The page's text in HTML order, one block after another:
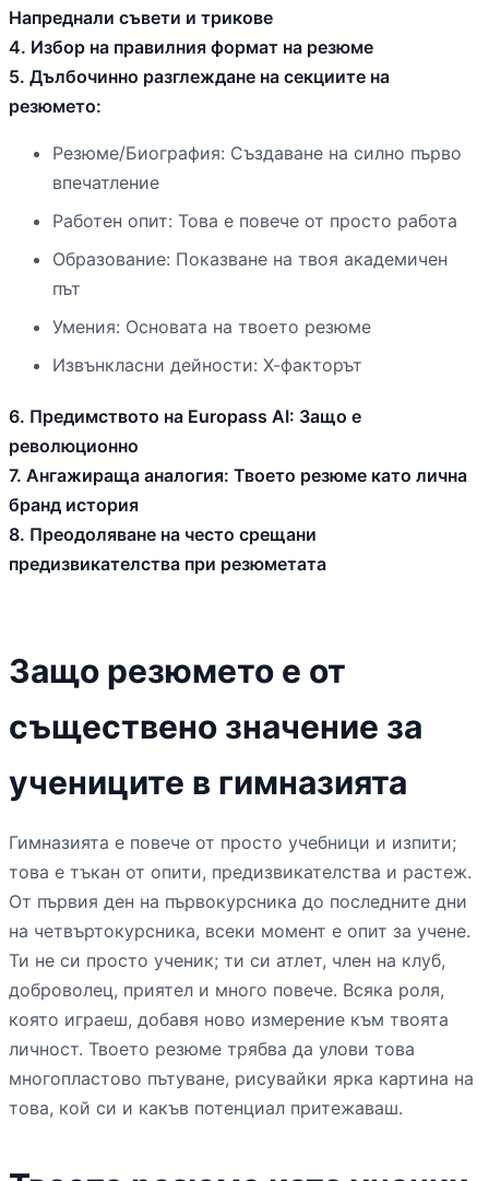
Напреднали съвети и трикове
4. Избор на правилния формат на резюме
5. Дълбочинно разглеждане на секциите на
резюмето:
Резюме/Биография: Създаване на силно първо
впечатление
Работен опит: Това е повече от просто работа
Образование: Показване на твоя академичен
път
Умения: Основата на твоето резюме
Извънкласни дейности: Х-факторът
6. Предимството на Europass AI: Защо е
революционно
7. Ангажираща аналогия: Твоето резюме като лична
бранд история
8. Преодоляване на често срещани
предизвикателства при резюметата
Защо резюмето е от
съществено значение за
учениците в гимназията
Гимназията е повече от просто учебници и изпити;
това е тъкан от опити, предизвикателства и растеж.
От първия ден на първокурсника до последните дни
на четвъртокурсника, всеки момент е опит за учене.
Ти не си просто ученик; ти си атлет, член на клуб,
доброволец, приятел и много повече. Всяка роля,
която играеш, добавя ново измерение към твоята
личност. Твоето резюме трябва да улови това
многопластово пътуване, рисувайки ярка картина на
това, кой си и какъв потенциал притежаваш.